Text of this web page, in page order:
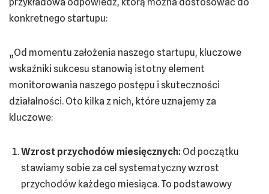
przykładowa odpowiedź, którą można dostosować do
konkretnego startupu:
„Od momentu założenia naszego startupu, kluczowe
wskaźniki sukcesu stanowią istotny element
monitorowania naszego postępu i skuteczności
działalności. Oto kilka z nich, które uznajemy za
kluczowe:
Wzrost przychodów miesięcznych: Od początku
stawiamy sobie za cel systematyczny wzrost
przychodów każdego miesiąca. To podstawowy